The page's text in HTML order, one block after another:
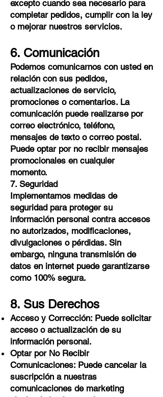
excepto cuando sea necesario para
completar pedidos, cumplir con la ley
o mejorar nuestros servicios.
6. Comunicación
Podemos comunicarnos con usted en
relación con sus pedidos,
actualizaciones de servicio,
promociones o comentarios. La
comunicación puede realizarse por
correo electrónico, teléfono,
mensajes de texto o correo postal.
Puede optar por no recibir mensajes
promocionales en cualquier
momento.
7. Seguridad
Implementamos medidas de
seguridad para proteger su
información personal contra accesos
no autorizados, modificaciones,
divulgaciones o pérdidas. Sin
embargo, ninguna transmisión de
datos en internet puede garantizarse
como 100% segura.
8. Sus Derechos
Acceso y Corrección: Puede solicitar
acceso o actualización de su
información personal.
Optar por No Recibir
Comunicaciones: Puede cancelar la
suscripción a nuestras
comunicaciones de marketing